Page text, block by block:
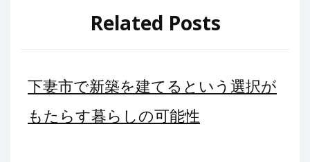
ョ
ン
Related Posts
下妻市で新築を建てるという選択が
もたらす暮らしの可能性